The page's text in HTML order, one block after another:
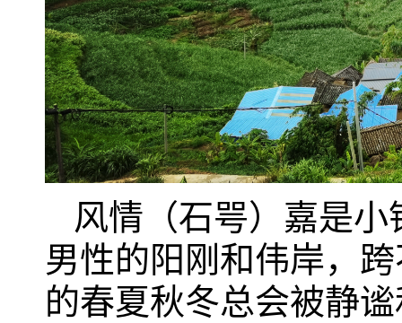
风情（石咢）嘉是
男性的阳刚和伟岸，
的春夏秋冬总会被静